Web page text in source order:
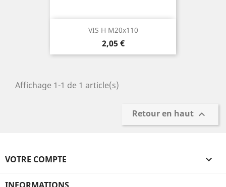
VIS H M20x110
Prix
2,05 €
Affichage 1-1 de 1 article(s)
Retour en haut 
VOTRE COMPTE 